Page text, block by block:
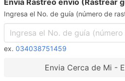
Envia Rastreo envio (Rastrear
Ingresa el No. de guía (número de
ex. 034038751459
Envia Cerca de Mi -